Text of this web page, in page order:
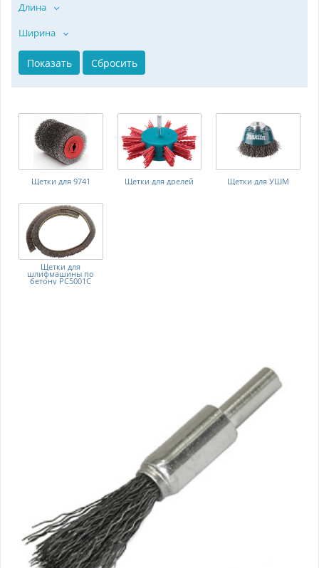
Длина
Ширина
Щетки для 9741 Щетки для дрелей Щетки для УШМ
Щетки для
шлифмашины по
бетону PC5001C